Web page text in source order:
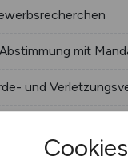
Cookies